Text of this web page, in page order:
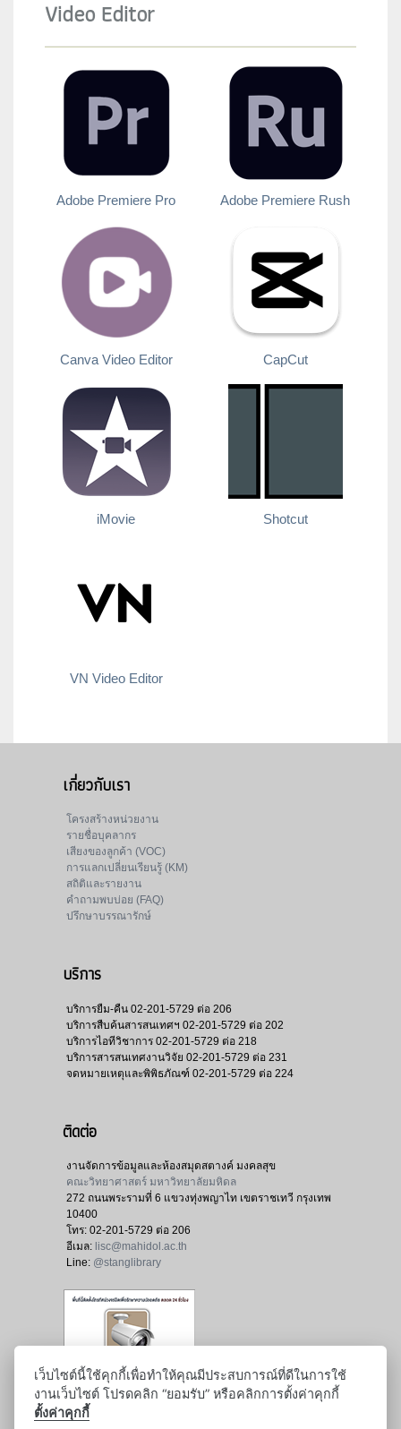
Video Editor
Adobe Premiere Pro Adobe Premiere Rush
Canva Video Editor CapCut
iMovie Shotcut
VN Video Editor
เกี่ยวกับเรา
โครงสร้างหน่วยงาน
รายชื่อบุคลากร
เสียงของลูกค้า (VOC)
การแลกเปลี่ยนเรียนรู้ (KM)
สถิติและรายงาน
คำถามพบบ่อย (FAQ)
ปรึกษาบรรณารักษ์
บริการ
บริการยืม-คืน 02-201-5729 ต่อ 206
บริการสืบค้นสารสนเทศฯ 02-201-5729 ต่อ 202
บริการไอทีวิชาการ 02-201-5729 ต่อ 218
บริการสารสนเทศงานวิจัย 02-201-5729 ต่อ 231
จดหมายเหตุและพิพิธภัณฑ์ 02-201-5729 ต่อ 224
ติดต่อ
งานจัดการข้อมูลและห้องสมุดสตางค์ มงคลสุข
คณะวิทยาศาสตร์ มหาวิทยาลัยมหิดล
272 ถนนพระรามที่ 6 แขวงทุ่งพญาไท เขตราชเทวี กรุงเทพ
10400
โทร: 02-201-5729 ต่อ 206
อีเมล: lisc@mahidol.ac.th
Line: @stanglibrary
เว็บไซต์นี้ใช้คุกกี้เพื่อทำให้คุณมีประสบการณ์ที่ดีในการใช้
งานเว็บไซต์ โปรดคลิก “ยอมรับ” หรือคลิกการตั้งค่าคุกกี้
ตั้งค่าคุกกี้